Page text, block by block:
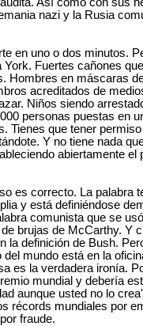
nazi y la Rusia
en uno o dos minutos.
York. Fuertes cañones
Hombres en máscaras
acreditados de
Niños siendo
personas puestas en
Tienes que tener
Y no tiene nada
abiertamente el
es correcto. La palabra
y está definiéndose
comunista que se
brujas de McCarthy. Y
la definición de Bush.
mundo está en la
es la verdadera ironía.
mundial y debería
aunque usted no lo
récords mundiales por
fraude.